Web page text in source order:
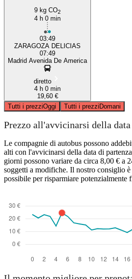
9 kg CO2
4 h 0 min
03:49
ZARAGOZA DELICIAS
07:49
Madrid Avenida De America
diretto
4 h 0 min
19,60 €
Tutti i prezziOggi Tutti i prezziDomani
Prezzo all'avvicinarsi della
Le compagnie di autobus possono
alti con l'avvicinarsi della data di
giorni possono variare da circa 8,00 € a
soggetti a modifiche. Il nostro consiglio
possibile per risparmiare